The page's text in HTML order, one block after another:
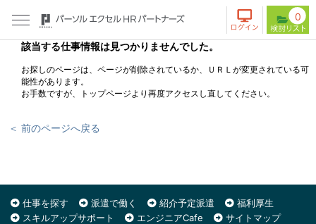
0
該当する仕事情報は見つかりませんでした。
お探しのページは、ページが削除されているか、ＵＲＬが変更されている可
能性があります。
お手数ですが、トップページより再度アクセスし直してください。
＜ 前のページへ戻る
仕事を探す 派遣で働く 紹介予定派遣
福利厚生
スキルアップサポート
エンジニアCafe
サイトマップ